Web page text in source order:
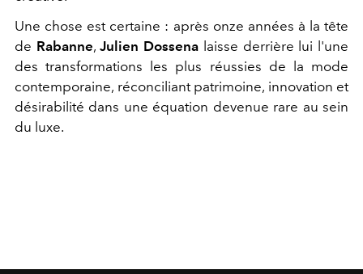
Une chose est certaine : après onze années à la tête
de Rabanne,Julien Dossena laisse derrière lui l'une
des transformations les plus réussies de la mode
contemporaine, réconciliant patrimoine, innovation et
désirabilité dans une équation devenue rare au sein
du luxe.